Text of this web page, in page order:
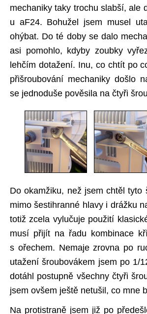
mechaniky taky trochu slabší, ale
u aF24. Bohužel jsem musel
ohýbat. Do té doby se dalo
asi pomohlo, kdyby zoubky
lehčím dotažení. Inu, co chtít po
přišroubování mechaniky došlo
se jednoduše pověsila na čtyři
Do okamžiku, než jsem chtěl
mimo šestihranné hlavy i drážku
totiž zcela vylučuje použití
musí přijít na řadu kombinace
s ořechem. Nemaje zrovna po
utažení šroubovákem jsem po 1/
dotáhl postupně všechny čtyři
jsem ovšem ještě netušil, co mne
Na protistraně jsem již po